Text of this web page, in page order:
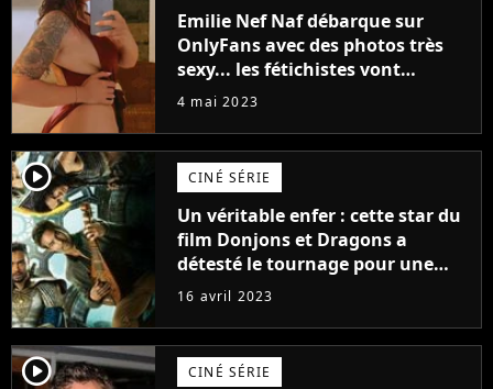
Emilie Nef Naf débarque sur
OnlyFans avec des photos très
sexy... les fétichistes vont
prendre leur pied !
4 mai 2023
player2 CINÉ SÉRIE
Un véritable enfer : cette star du
film Donjons et Dragons a
détesté le tournage pour une
raison très spéciale
16 avril 2023
player2 CINÉ SÉRIE